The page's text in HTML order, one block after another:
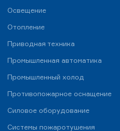
Освещение
Отопление
Приводная техника
Промышленная автоматика
Промышленный холод
Противопожарное оснащение
Силовое оборудование
Системы пожаротушения